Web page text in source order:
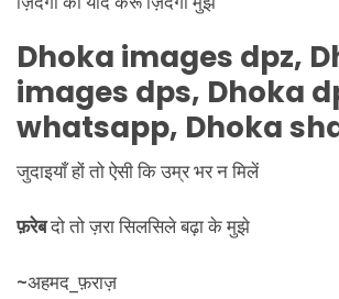
Dhoka images dpz,
images dps, Dhoka
whatsapp, Dhoka
जुदाइयाँ हों तो ऐसी कि उम्र भर न मिलें
फ़रेबदो तो ज़रा सिलसिले बढ़ा के मुझे
~अहमद_फ़राज़